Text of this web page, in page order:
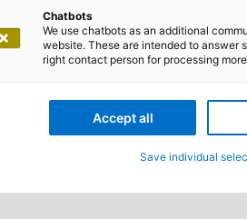
2023 einen externen
erstmals an dieser Stelle
dieses Angriffs startete
ab dem
geholt.
Chatbots
We use chatbots as an additional
website. These are intended to answer
right contact person for processing
Accept all
Save individual